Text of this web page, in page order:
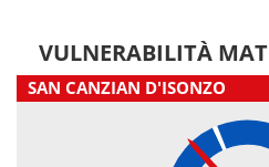
VULNERABILITÀ
SAN CANZIAN D'ISONZO